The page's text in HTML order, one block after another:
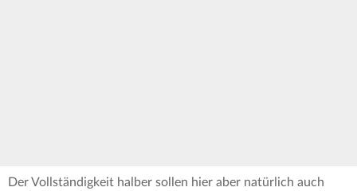
Der Vollständigkeit halber sollen hier aber natürlich auch